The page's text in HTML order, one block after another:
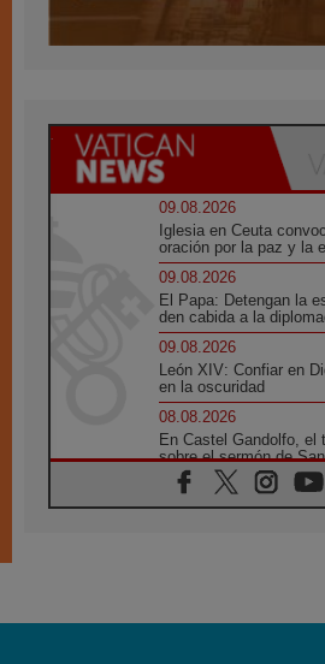
09.08.2026
Iglesia en Ceuta
oración por la paz y la
09.08.2026
El Papa: Detengan la
den cabida a la
09.08.2026
León XIV: Confiar en
en la oscuridad
08.08.2026
En Castel Gandolfo, el
sobre el sermón de
08.08.2026
En Colombia, «la paz
08.08.2026